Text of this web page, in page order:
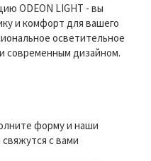
ODEON LIGHT - вы
и комфорт для вашего
осветительное
современным дизайном.
форму и наши
с вами